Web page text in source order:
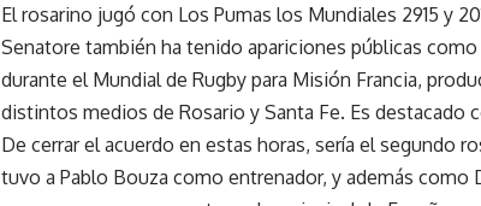
El rosarino jugó con Los Pumas los Mundiales 2915 y
Senatore también ha tenido apariciones públicas
durante el Mundial de Rugby para Misión Francia,
distintos medios de Rosario y Santa Fe. Es destacado
De cerrar el acuerdo en estas horas, sería el segundo
tuvo a Pablo Bouza como entrenador, y además